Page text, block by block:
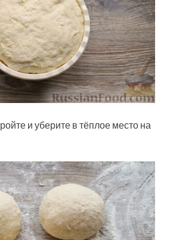
и уберите в тёплое место на